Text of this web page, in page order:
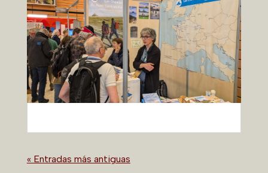
« Entradas más antiguas